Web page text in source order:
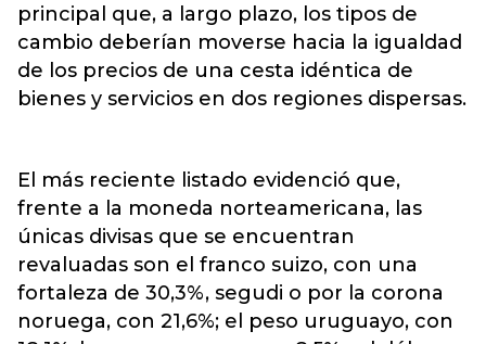
principal que, a largo plazo, los tipos de
cambio deberían moverse hacia la igualdad
de los precios de una cesta idéntica de
bienes y servicios en dos regiones dispersas.
El más reciente listado evidenció que,
frente a la moneda norteamericana, las
únicas divisas que se encuentran
revaluadas son el franco suizo, con una
fortaleza de 30,3%, segudi o por la corona
noruega, con 21,6%; el peso uruguayo, con